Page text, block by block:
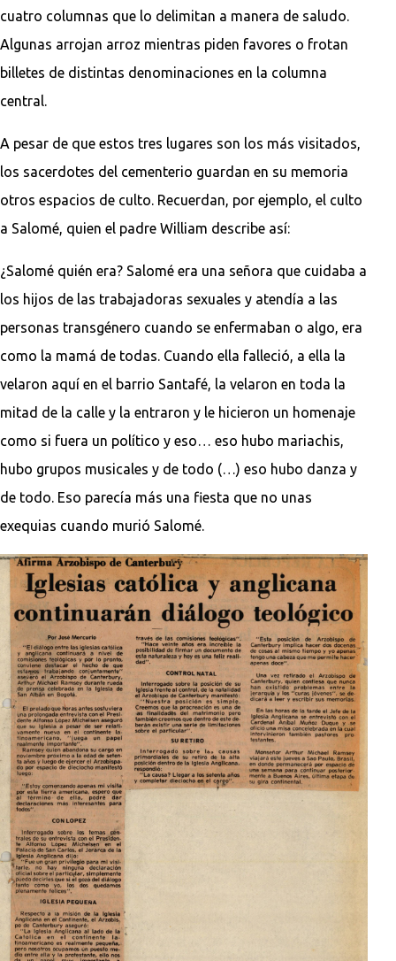
cuatro columnas que lo delimitan a manera de saludo.
Algunas arrojan arroz mientras piden favores o frotan
billetes de distintas denominaciones en la columna
central.
A pesar de que estos tres lugares son los más visitados,
los sacerdotes del cementerio guardan en su memoria
otros espacios de culto. Recuerdan, por ejemplo, el culto
a Salomé, quien el padre William describe así:
¿Salomé quién era? Salomé era una señora que cuidaba a
los hijos de las trabajadoras sexuales y atendía a las
personas transgénero cuando se enfermaban o algo, era
como la mamá de todas. Cuando ella falleció, a ella la
velaron aquí en el barrio Santafé, la velaron en toda la
mitad de la calle y la entraron y le hicieron un homenaje
como si fuera un político y eso… eso hubo mariachis,
hubo grupos musicales y de todo (…) eso hubo danza y
de todo. Eso parecía más una fiesta que no unas
exequias cuando murió Salomé.